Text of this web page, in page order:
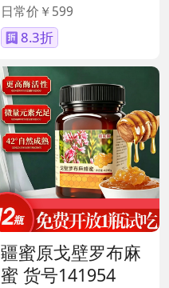
日常价￥599
8.3折
疆蜜原戈壁罗布麻
蜜 货号141954